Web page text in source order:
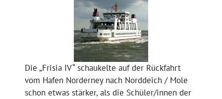
Die „Frisia IV“ schaukelte auf der Rückfahrt
vom Hafen Norderney nach Norddeich / Mole
schon etwas stärker, als die Schüler/innen der